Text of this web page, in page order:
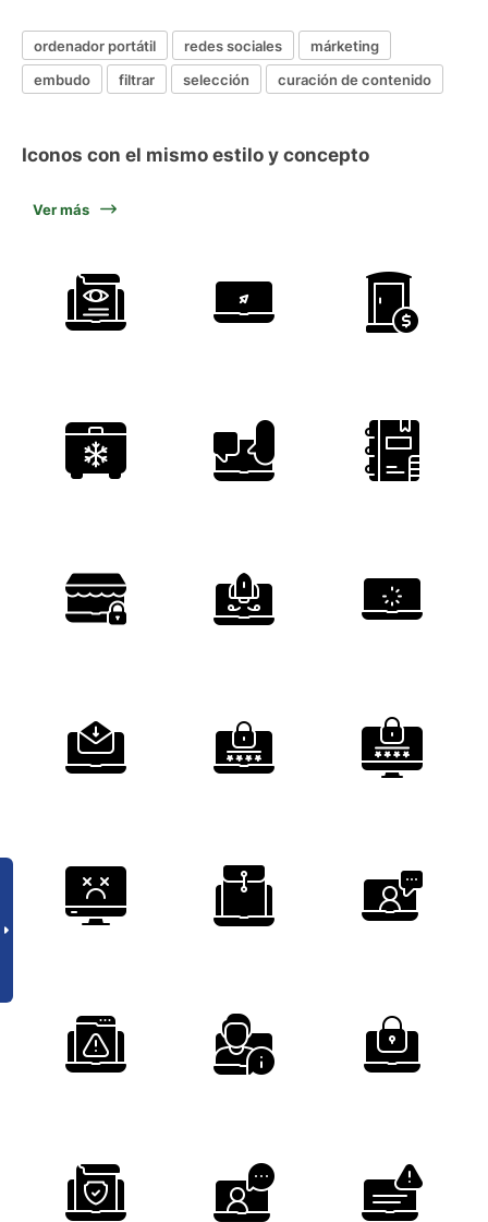
ordenador portátil redes sociales
márketing
embudo
filtrar selección curación de contenido
Iconos con el mismo estilo y concepto
Ver más